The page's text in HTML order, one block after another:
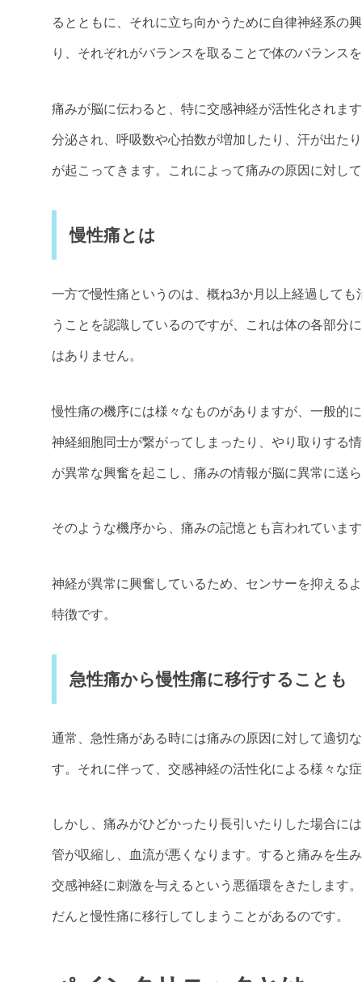
るとともに、それに立ち向かうために自律神経系の
り、それぞれがバランスを取ることで体のバランス
痛みが脳に伝わると、特に交感神経が活性化されま
分泌され、呼吸数や心拍数が増加したり、汗が出た
が起こってきます。これによって痛みの原因に対し
慢性痛とは
一方で慢性痛というのは、概ね3か月以上経過して
うことを認識しているのですが、これは体の各部分
はありません。
慢性痛の機序には様々なものがありますが、一般的
神経細胞同士が繋がってしまったり、やり取りする
が異常な興奮を起こし、痛みの情報が脳に異常に送
そのような機序から、痛みの記憶とも言われていま
神経が異常に興奮しているため、センサーを抑える
特徴です。
急性痛から慢性痛に移行することも
通常、急性痛がある時には痛みの原因に対して適切
す。それに伴って、交感神経の活性化による様々な
しかし、痛みがひどかったり長引いたりした場合に
管が収縮し、血流が悪くなります。すると痛みを生
交感神経に刺激を与えるという悪循環をきたします
だんと慢性痛に移行してしまうことがあるのです。